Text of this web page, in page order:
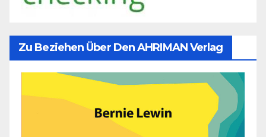
Zu Beziehen Über Den AHRIMAN Verlag